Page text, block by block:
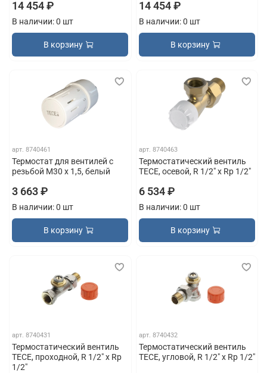
14 454 ₽
В наличии: 0 шт
В корзину
14 454 ₽
В наличии: 0 шт
В корзину
арт.8740461
Термостат для вентилей с
резьбой М30 х 1,5, белый
3 663 ₽
В наличии: 0 шт
В корзину
арт. 8740463
Термостатический вентиль
TECE, осевой, R 1/2" x Rp 1/2"
6 534 ₽
В наличии: 0 шт
В корзину
арт.8740431
Термостатический вентиль
TECE, проходной, R 1/2" x Rp
1/2"
арт. 8740432
Термостатический вентиль
TECE, угловой, R 1/2" x Rp 1/2"